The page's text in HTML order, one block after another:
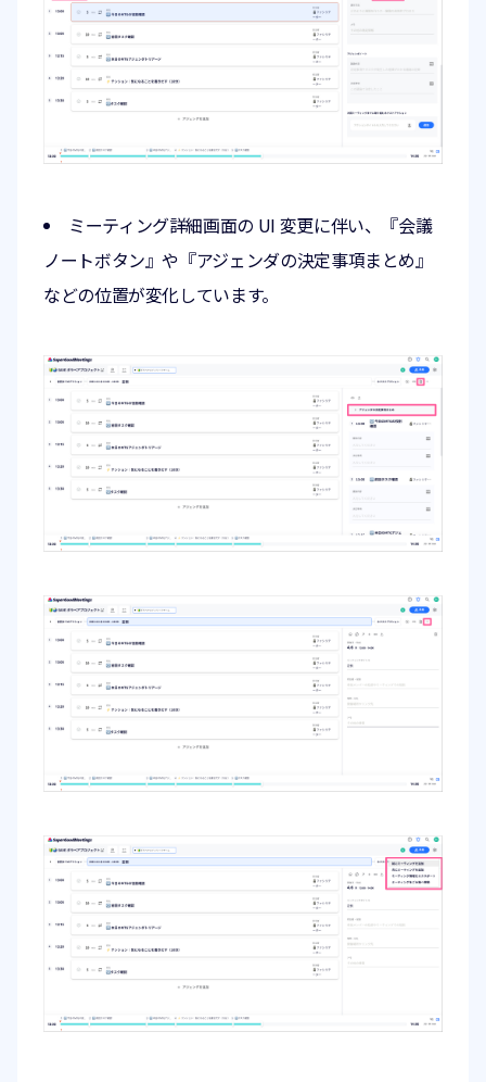
ミーティング詳細画面の UI 変更に伴い、『会議
ノートボタン』や『アジェンダの決定事項まとめ』
などの位置が変化しています。